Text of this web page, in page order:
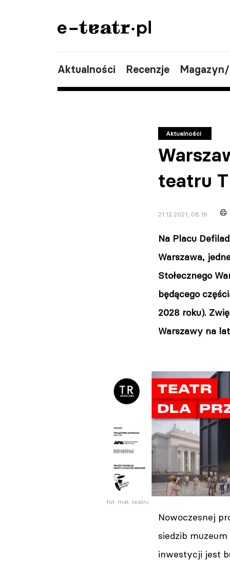
Aktualności Recenzje
Aktualności
teatru
21.12.2021, 08:16
Na Placu
Warszawa,
Stołecznego
będącego
2028 roku).
Warszawy na
fot. mat. teatru
Nowoczesnej
siedzib
inwestycji jest